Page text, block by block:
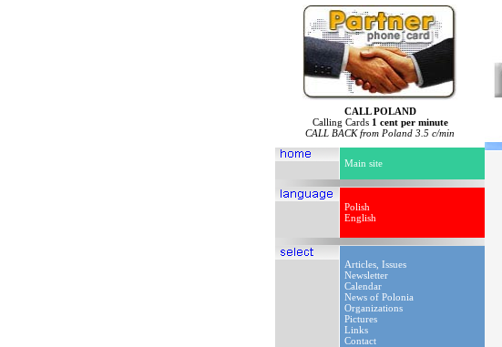
CALL POLAND
Calling Cards 1 cent per minute
CALL BACK from Poland 3.5 c/min
Main site
Polish
English
Articles, Issues
Newsletter
Calendar
News of Polonia
Organizations
Pictures
Links
Contact